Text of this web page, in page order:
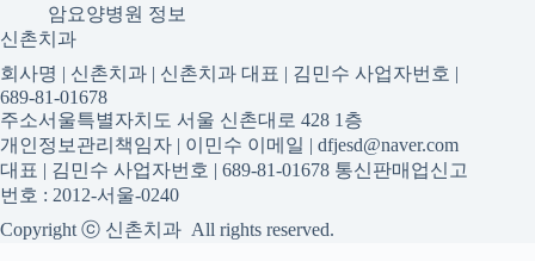
암요양병원 정보
신촌치과
회사명 | 신촌치과 | 신촌치과 대표 | 김민수 사업자번호 |
689-81-01678
주소서울특별자치도 서울 신촌대로 428 1층
개인정보관리책임자 | 이민수 이메일 | dfjesd@naver.com
대표 | 김민수 사업자번호 | 689-81-01678 통신판매업신고
번호 : 2012-서울-0240
Copyright ⓒ 신촌치과 All rights reserved.